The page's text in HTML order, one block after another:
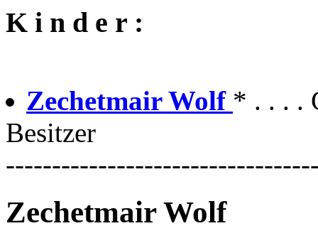
K i n d e r :
Zechetmair Wolf * . . . .
Besitzer
Zechetmair Wolf